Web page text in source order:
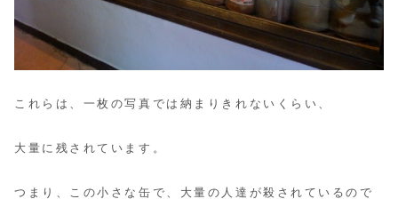
これらは、一枚の写真では納まりきれないくらい、
大量に残されています。
つまり、この小さな缶で、大量の人達が殺されているので